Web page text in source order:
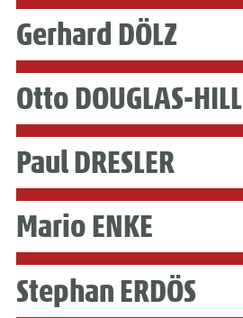
Gerhard DÖLZ
Otto DOUGLAS-HILL
Paul DRESLER
Mario ENKE
Stephan ERDÖS